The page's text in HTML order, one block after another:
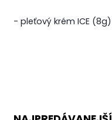
- pleťový krém ICE (8g)